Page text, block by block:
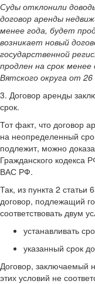
Суды отклонили
договор аренды
менее года, будет
возникает новый
государственной
продлен на срок
Вятского округа от
3. Договор аренды
срок.
Тот факт, что договор
на неопределенный
подлежит, можно
Гражданского кодекса
ВАС РФ.
Так, из пункта 2 статьи
договор, подлежащий
соответствовать двум
устанавливать
указанный срок
Договор, заключаемый
этих условий не